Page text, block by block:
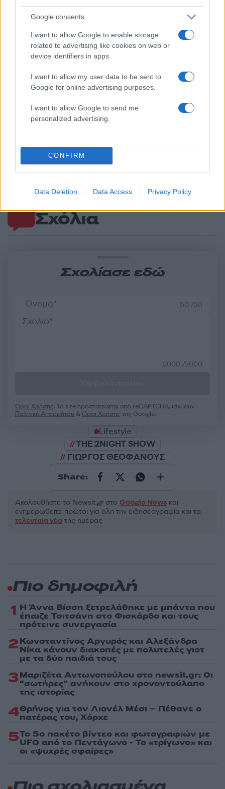
Google consents
I want to allow Google to enable storage
related to advertising like cookies on web or
device identifiers in apps.
I want to allow my user data to be sent to
Google for online advertising purposes.
I want to allow Google to send me
personalized advertising.
CONFIRM
Data Deletion Data Access Privacy Policy
Σχόλια
Σχολίασε εδώ
50 /50
2000 /2000
Όροι Χρήσης. Το site προστατεύεται από reCAPTCHA, ισχύουν
Πολιτική Απορρήτου &Όροι Χρήσης της Google.
Lifestyle
THE 2NIGHT SHOW
ΓΙΩΡΓΟΣ ΘΕΟΦΑΝΟΥΣ
Share:
Ακολουθήστε το Νewsit.gr στο Google News και
ενημερωθείτε πρώτοι για όλη την ειδησεογραφία και τα
τελευταία νέα της ημέρας
Αν τα χάσατε
Γιάννης Βούρος για τον γιο
του, Στέφανο: «Συγγενικά
πρόσωπα μας έλεγαν να
του φοράμε γάντια όταν
Μπλέικ Λάιβλι και
συμφωνία της
Πιο δημοφιλή
1 Η Άννα Βίσση ξετρελάθηκε με μπάντα που
έπαιζε Τσιτσάνη στο Φισκάρδο και τους
πρότεινε συνεργασία
2Κωνσταντίνος Αργυρός και Αλεξάνδρα
Νίκα κάνουν διακοπές με πολυτελές γιοτ
με τα δύο παιδιά τους
3Μαριζέτα Αντωνοπούλου στο newsit.gr: Οι
“σωτήρες” ανήκουν στο χρονοντούλαπο
της ιστορίας
4Θρήνος για τον Λιονέλ Μέσι – Πέθανε ο
πατέρας του, Χόρχε
5Το 5ο πακέτο βίντεο και φωτογραφιών με
UFO από το Πεντάγωνο - Το «τρίγωνο» και
οι «ψυχρές σφαίρες»